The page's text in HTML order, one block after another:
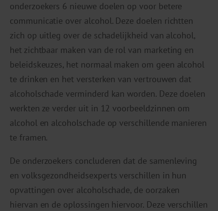
onderzoekers 6 nieuwe doelen op voor betere
communicatie over alcohol. Deze doelen richtten
zich op uitleg over de schadelijkheid van alcohol,
het zichtbaar maken van de rol van marketing en
beleidskeuzes, het normaal maken om geen alcohol
te drinken en het versterken van vertrouwen dat
alcoholschade verminderd kan worden. Deze doelen
werkten ze verder uit in 12 voorbeeldzinnen om
alcohol en alcoholschade op verschillende manieren
te framen.
De onderzoekers concluderen dat de samenleving
en volksgezondheidsexperts verschillen in hun
opvattingen over alcoholschade, de oorzaken
hiervan en de oplossingen hiervoor. Deze verschillen